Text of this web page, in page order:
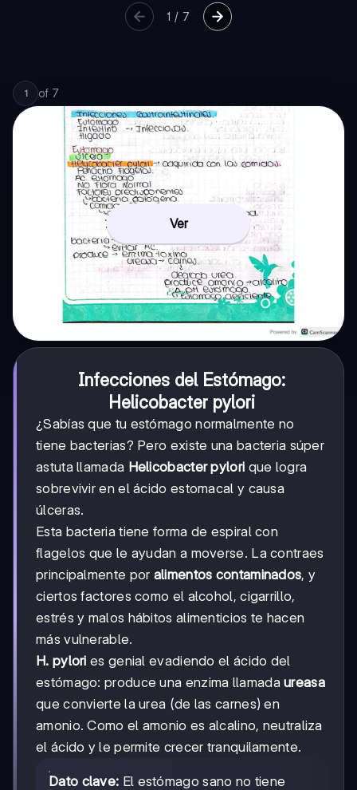
1 / 7
1 of 7
Ver
Infecciones del Estómago:
Helicobacter pylori
¿Sabías que tu estómago normalmente no
tiene bacterias? Pero existe una bacteria súper
astuta llamada Helicobacter pylori que logra
sobrevivir en el ácido estomacal y causa
úlceras.
Esta bacteria tiene forma de espiral con
flagelos que le ayudan a moverse. La contraes
principalmente por alimentos contaminados, y
ciertos factores como el alcohol, cigarrillo,
estrés y malos hábitos alimenticios te hacen
más vulnerable.
H. pylori es genial evadiendo el ácido del
estómago: produce una enzima llamadaureasa
que convierte la urea (de las carnes) en
amonio. Como el amonio es alcalino, neutraliza
el ácido y le permite crecer tranquilamente.
Dato clave: El estómago sano no tiene